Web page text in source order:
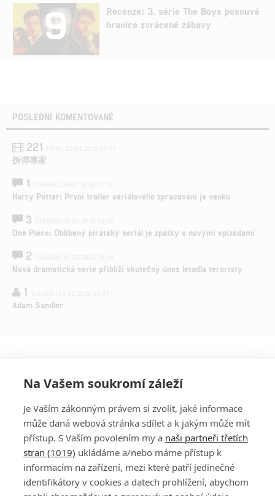
9
Recenze: 3. série The Boys posouvá
hranice zvrácené zábavy
POSLEDNÍ KOMENTOVANÉ
221
拆彈專家
1
Harry Potter: První trailer seriálového zpracování je venku
3
One Piece: Oblíbený pirátský seriál je zpátky s novými epizodami
2
Nová dramatická série přiblíží skutečný únos letadla teroristy
1
Adam Sandler
PŘIHLÁSIT
REGISTROVAT
DISKUZE
Na Vašem soukromí záleží
Je Vaším zákonným právem si zvolit, jaké informace
může daná webová stránka sdílet a k jakým může mít
přístup. S Vaším povolením my a naši partneři třetích
stran (1019) ukládáme a/nebo máme přístup k
informacím na zařízení, mezi které patří jedinečné
identifikátory v cookies a datech prohlížení, abychom